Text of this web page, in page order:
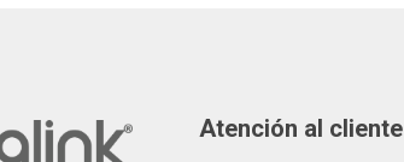
Atención al cliente